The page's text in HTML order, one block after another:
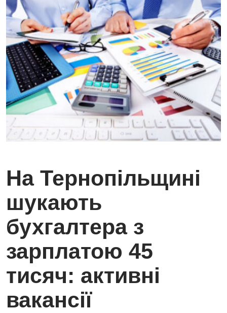
На Тернопільщині
шукають
бухгалтера з
зарплатою 45
тисяч: активні
вакансії